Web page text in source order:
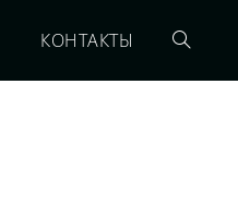
КОНТАКТЫ